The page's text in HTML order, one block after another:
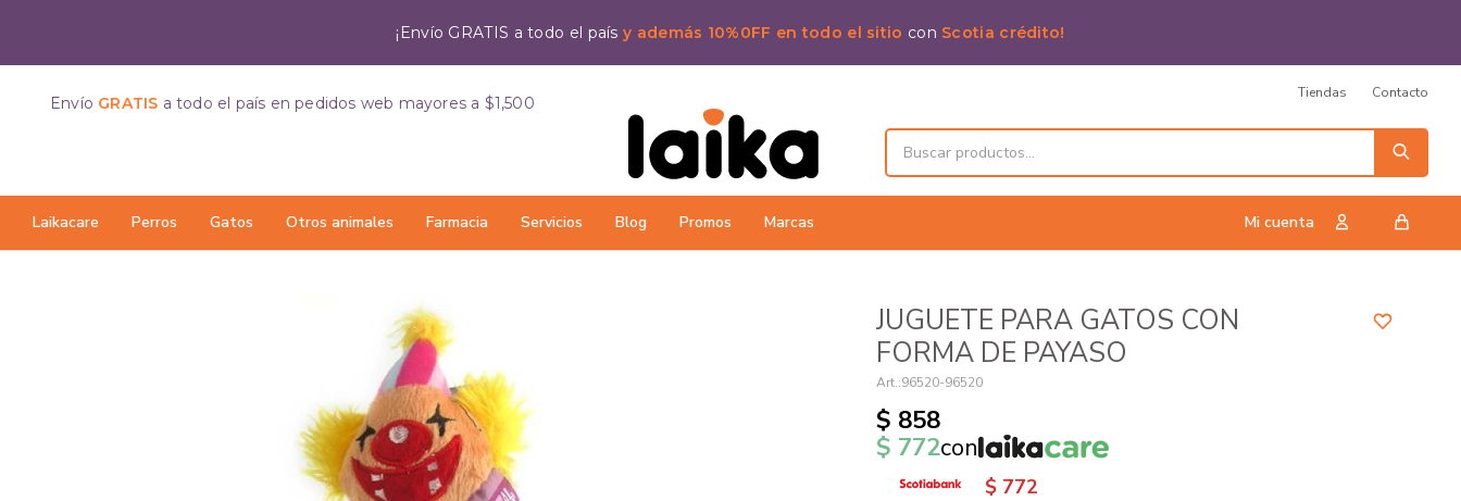
¡Envío GRATIS a todo el paísy además 10%0FF en todo el sitio con Scotia crédito!
Laikacare Perros Gatos Otros animales Farmacia Servicios Blog Promos Marcas
Envío GRATIS a todo el país en pedidos web mayores a $1,500
Tiendas Contacto
JUGUETE PARA GATOS CON
FORMA DE PAYASO
96520-96520
$ 858
$ 772con
$ 772